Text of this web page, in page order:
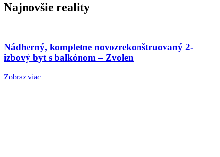
Najnovšie reality
Nádherný, kompletne novozrekonštruovaný 2-
izbový byt s balkónom – Zvolen
Zobraz viac